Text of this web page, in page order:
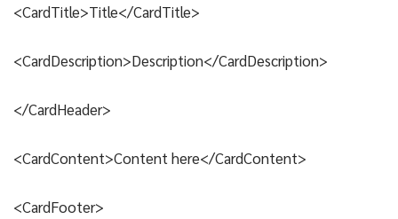
<CardTitle>Title</CardTitle>
<CardDescription>Description</CardDescription>
</CardHeader>
<CardContent>Content here</CardContent>
<CardFooter>